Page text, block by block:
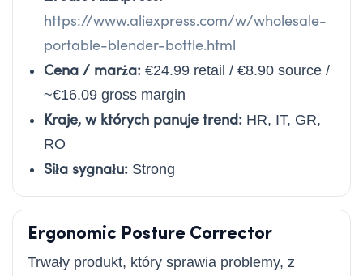
https://www.aliexpress.com/w/wholesale-
portable-blender-bottle.html
Cena / marża: €24.99 retail / €8.90 source /
~€16.09 gross margin
Kraje, w których panuje trend: HR, IT, GR,
RO
Siła sygnału: Strong
Ergonomic Posture Corrector
Trwały produkt, który sprawia problemy, z